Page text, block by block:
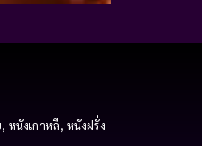
หนังเกาหลี, หนังฝรั่ง